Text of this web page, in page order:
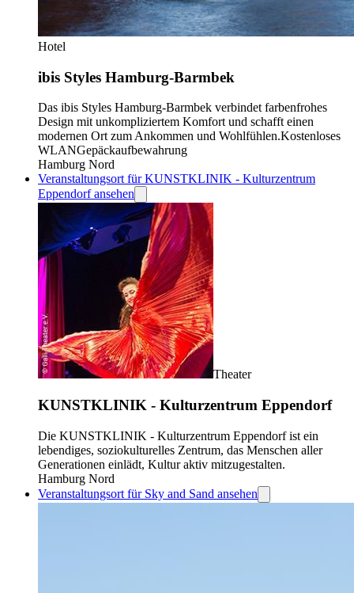
Hotel
ibis Styles Hamburg-Barmbek
Das ibis Styles Hamburg-Barmbek verbindet farbenfrohes
Design mit unkompliziertem Komfort und schafft einen
modernen Ort zum Ankommen und Wohlfühlen.Kostenloses
WLANGepäckaufbewahrung
Hamburg Nord
Veranstaltungsort für KUNSTKLINIK - Kulturzentrum
Eppendorf ansehen
Theater
KUNSTKLINIK - Kulturzentrum Eppendorf
Die KUNSTKLINIK - Kulturzentrum Eppendorf ist ein
lebendiges, soziokulturelles Zentrum, das Menschen aller
Generationen einlädt, Kultur aktiv mitzugestalten.
Hamburg Nord
Veranstaltungsort für Sky and Sand ansehen